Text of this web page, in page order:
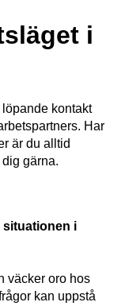
i
kontakt
Har
är du alltid
gärna.
situationen i
väcker oro hos
kan uppstå